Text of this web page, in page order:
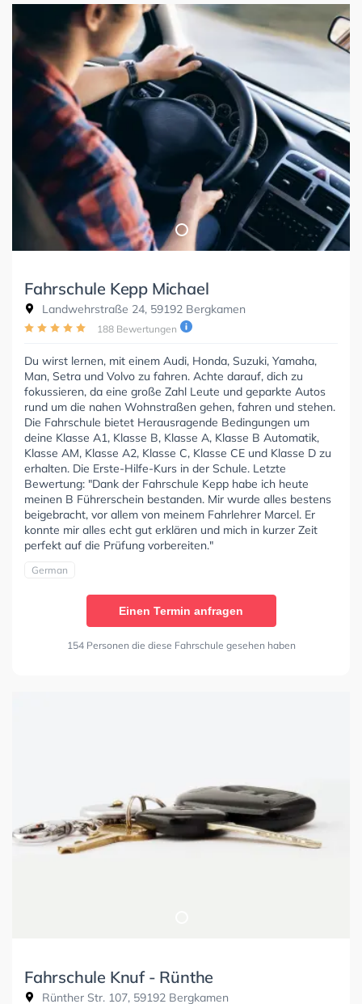
Fahrschule Kepp Michael
Landwehrstraße 24, 59192 Bergkamen
188 Bewertungen
Du wirst lernen, mit einem Audi, Honda, Suzuki, Yamaha,
Man, Setra und Volvo zu fahren. Achte darauf, dich zu
fokussieren, da eine große Zahl Leute und geparkte Autos
rund um die nahen Wohnstraßen gehen, fahren und stehen.
Die Fahrschule bietet Herausragende Bedingungen um
deine Klasse A1, Klasse B, Klasse A, Klasse B Automatik,
Klasse AM, Klasse A2, Klasse C, Klasse CE und Klasse D zu
erhalten. Die Erste-Hilfe-Kurs in der Schule. Letzte
Bewertung: "Dank der Fahrschule Kepp habe ich heute
meinen B Führerschein bestanden. Mir wurde alles bestens
beigebracht, vor allem von meinem Fahrlehrer Marcel. Er
konnte mir alles echt gut erklären und mich in kurzer Zeit
perfekt auf die Prüfung vorbereiten."
German
Einen Termin anfragen
154 Personen die diese Fahrschule gesehen haben
Fahrschule Knuf - Rünthe
Rünther Str. 107, 59192 Bergkamen